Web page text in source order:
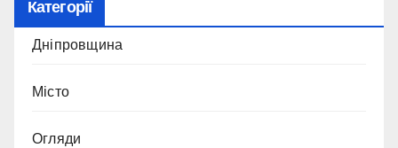
Категорії
Дніпровщина
Місто
Огляди